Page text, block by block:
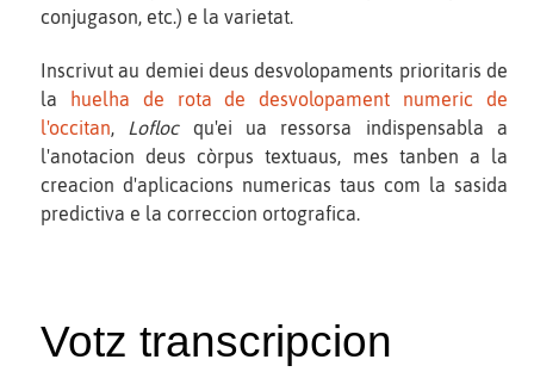
conjugason, etc.) e la varietat.
Inscrivut au demiei deus desvolopaments prioritaris de
la
huelha de rota de desvolopament numeric de
l'occitan
Loflocqu'ei ua ressorsa indispensabla a
l'anotacion deus còrpus textuaus, mes tanben a la
creacion d'aplicacions numericas taus com la sasida
predictiva e la correccion ortografica.
Votz transcripcion